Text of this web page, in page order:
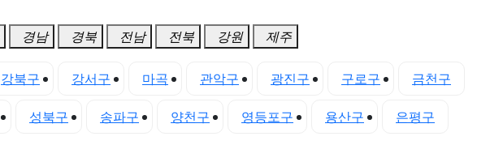
경남 경북 전남 전북 강원 제주
강북구 강서구 마곡 관악구 광진구 구로구 금천구
성북구 송파구 양천구 영등포구 용산구 은평구